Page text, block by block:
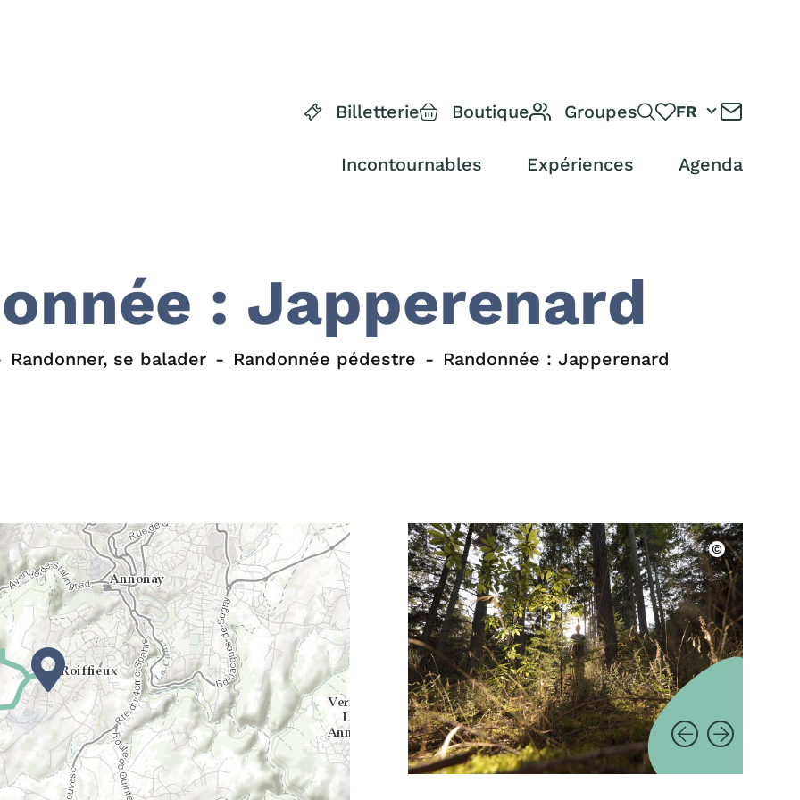
Billetterie Boutique Groupes FR
Incontournables Expériences Agenda
: Japperenard
Randonner, se balader Randonnée pédestre Randonnée : Japperenard